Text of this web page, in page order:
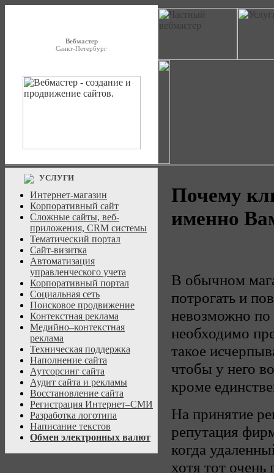
Вебмастер
Санкт-Петербург
УСЛУГИ
Интернет-магазин
Корпоративный сайт
Сложные сайты, веб-
приложения, CRM системы
Тематический портал
Сайт-визитка
Автоматизация
управленческого учета
Корпоративный портал
Социальная сеть
Поисковое продвижение
Контекстная реклама
Медийно–контекстная
реклама
Техническая поддержка
Наполнение сайта
Аутсорсинг сайта
Аудит сайта и рекламы
Восстановление сайта
Регистрация Интернет–СМИ
Разработка логотипа
Написание текстов
Обмен электронных валют
Почему
именно
В обычном
потрогать и
невозможно по
необходимо
такое
чтобы у него
кроме
На принятие
репутация
когда
хотя тот очень